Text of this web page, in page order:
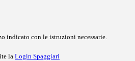
indicato con le istruzioni necessarie.
la Login Spaggiari